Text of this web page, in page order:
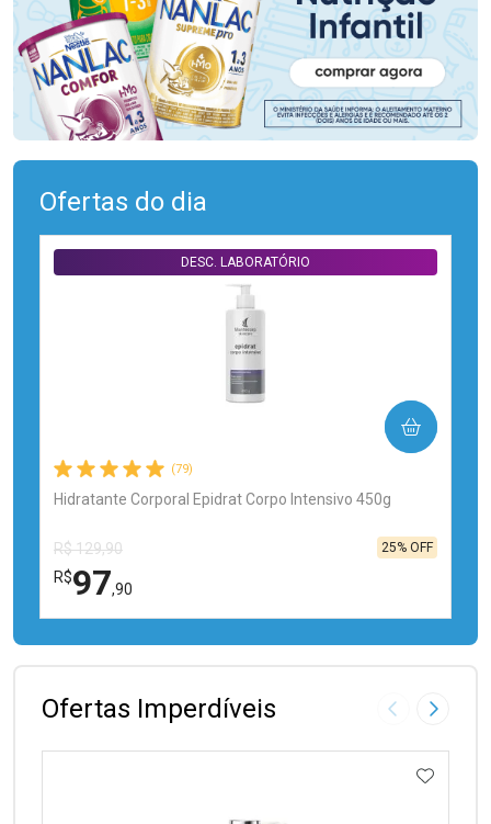
Ofertas do dia
(79)
Hidratante Corporal Epidrat Corpo Intensivo 450g
DESC. LABORATÓRIO
R$ 129,90
R$97,90
25% OFF
COMPRAR
FECHAR
FECHAR
Ofertas Imperdíveis Imagem